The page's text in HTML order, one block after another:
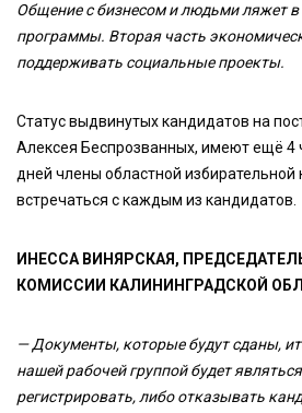
Общение с бизнесом и людьми ляжет в
программы. Вторая часть
поддерживать социальные проекты.
Статус выдвинутых кандидатов на
Алексея Беспрозванных, имеют ещё 4
дней члены областной избирательной
встречаться с каждым из кандидатов.
ИНЕССА ВИНЯРСКАЯ,
КОМИССИИ КАЛИНИНГРАДСКОЙ
— Документы, которые будут сданы,
нашей рабочей группой будет
регистрировать, либо отказывать